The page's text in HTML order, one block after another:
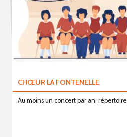
CHŒUR LA FONTENELLE
Au moins un concert par an,